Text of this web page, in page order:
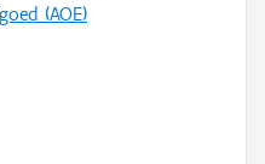
(AOE)